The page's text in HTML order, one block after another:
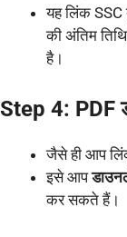
यह लिंक SSC
की अंतिम
है।
Step 4: PDF
जैसे ही आप
इसे आप
कर सकते हैं।